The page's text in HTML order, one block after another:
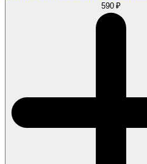
590 ₽